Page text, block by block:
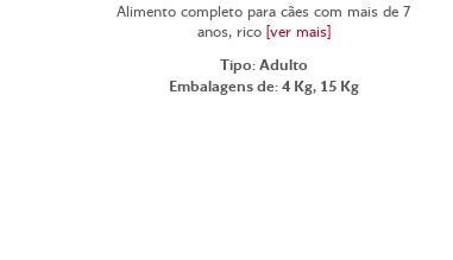
Alimento completo para cães com mais de 7
anos, rico [ver mais]
Tipo: Adulto
Embalagens de: 4 Kg, 15 Kg